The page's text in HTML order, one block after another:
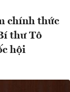
chính thức
thư Tô
hội